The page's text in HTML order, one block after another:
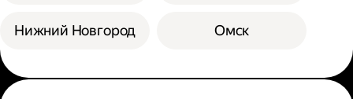
Нижний Новгород Омск